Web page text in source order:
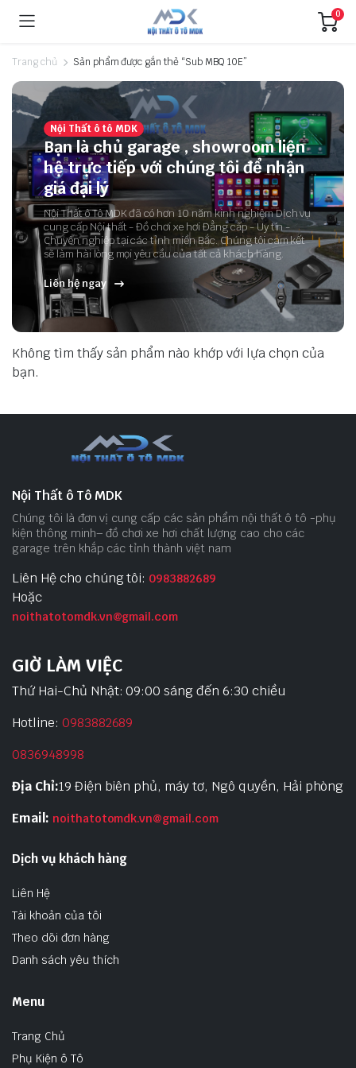
0
Trang chủ Sản phẩm được gắn thẻ “Sub MBQ 10E”
Nội Thất ô tô MDK
Bạn là chủ garage , showroom liện
hệ trực tiếp với chúng tôi để nhận
giá đại lý
Nội Thất ô Tô MDK đã có hơn 10 năm kinh nghiệm Dịch vụ
cung cấp Nội thất - Đồ chơi xe hơi Đẳng cấp - Uy tín -
Chuyên nghiệp tại các tỉnh miền Bắc. Chúng tôi cam kết
sẽ làm hài lòng mọi yêu cầu của tất cả khách hàng.
Liên hệ ngay
Không tìm thấy sản phẩm nào khớp với lựa chọn của
bạn.
Nội Thất ô Tô MDK
Chúng tôi là đơn vị cung cấp các sản phẩm nội thất ô tô -phụ
kiện thông minh– đồ chơi xe hơi chất lượng cao cho các
garage trên khắp các tỉnh thành việt nam
Liên Hệ cho chúng tôi: 0983882689
Hoặc
noithatotomdk.vn@gmail.com
GIỜ LÀM VIỆC
Thứ Hai-Chủ Nhật: 09:00 sáng đến 6:30 chiều
Hotline: 0983882689
0836948998
Địa Chỉ:19 Điện biên phủ, máy tơ, Ngô quyền, Hải phòng
Email: noithatotomdk.vn@gmail.com
Dịch vụ khách hàng
Liên Hệ
Tài khoản của tôi
Theo dõi đơn hàng
Danh sách yêu thích
Menu
Trang Chủ
Phụ Kiện ô Tô